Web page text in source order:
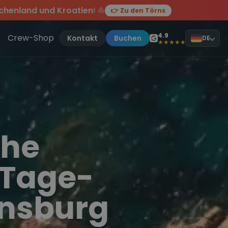
und Kroatien! ⛵ 👉 Zu den Törns
Törn!
des Jahres, sei dabei.
Crew-Shop Kontakt Buchen 4.9
★★★★★ DE